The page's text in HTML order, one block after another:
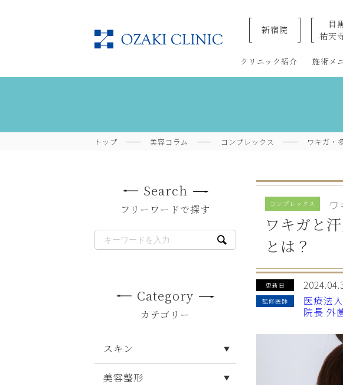
美容クリニックなら
新宿院
目
祐天
クリニック紹介 施術メ
トップ 美容コラム コンプレックス ワキガ・
コンプレックス ワ
ワキガと
とは？
更新日
監修医師 医療法
院長 外
Search
フリーワードで探す
Category
カテゴリー
スキン
美容整形